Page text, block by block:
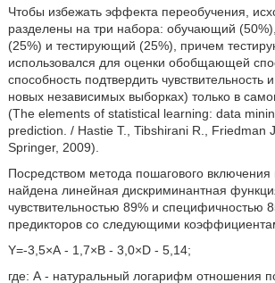
Чтобы избежать эффекта переобучения,
разделены на три набора: обучающий
(25%) и тестирующий (25%), причем
использовался для оценки обобщающей
способность подтвердить чувствительность
новых независимых выборках) только в
(The elements of statistical learning: data
prediction. / Hastie Т., Tibshirani R., Friedman
Springer, 2009).
Посредством метода пошагового включения
найдена линейная дискриминантная
чувствительностью 89% и специфичностью
предикторов со следующими
Y=-3,5×А - 1,7×В - 3,0×D - 5,14;
где: А - натуральный логарифм отношения